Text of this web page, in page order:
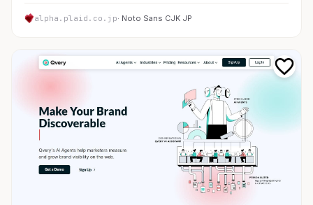
alpha.plaid.co.jp· Noto Sans CJK JP